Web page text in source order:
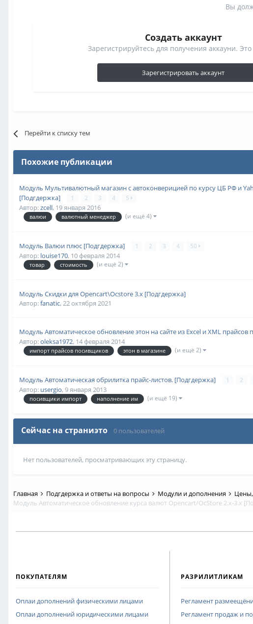
Вы
Создать аккаунт
Зарегистрируйтесь для получения аккауни.
Зарегистрировать аккаунт
Перейти к списку тем
Похожие публикации
Модуль Мультивалютный магазин с автоконверицией по курсу ЦБ РФ и
[Подгдержка]
1 2 3 4 5
Автор:zcell, 19 января 2016
валюи валютный менеджер (и ещё 4)
Модуль Валюи плюс [Подгдержка] 1 2 3 4 50
Автор: louise170, 10 февраля 2014
товар стоимость (и ещё 2)
Модуль Скидки для Opencart\Ocstore 3.x [Подгдержка]
Автор:fanatic, 22 октября 2021
Модуль Автоматическое обновление этон на сайте из Excel и XML
Автор:oleksa1972, 14 февраля 2014
импорт прайсов посивщиков этон в магазине (и ещё 2)
Модуль Автоматическая обрилитка прайс-листов. [Подгдержка] 1 2
Автор: usergio, 9 января 2013
посивщики импорт наполнение им (и ещё 19)
Сейчас на страниэто 0 пользователей
Нет пользователей, просматривающих эту страницу.
Главная Подгдержка и ответы на вопросы Модули и дополнения
Цены,
ПОКУПАТЕЛЯМ
Оплаи дополнений физическими лицами
Оплаи дополнений юридическими лицами
РАЗРИЛИТЛИКАМ
Регламент
Регламент продаж и